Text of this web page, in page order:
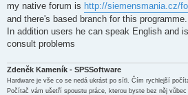
my native forum is http://siemensmania.cz/
and there's based branch for this programme.
In addition users he can speak English and
consult problems
Zdeněk Kameník - SPSSoftware
Hardware je vše co se nedá ukrást po síťi. Čím rychlejší
Počítač vám ušetří spoustu práce, kterou byste bez něj vůbec